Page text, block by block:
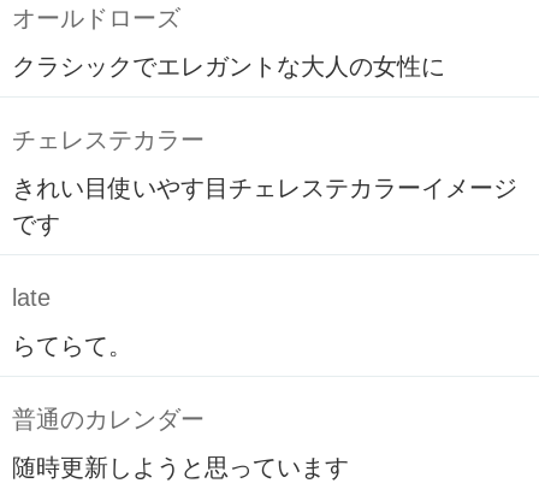
オールドローズ
クラシックでエレガントな大人の女性に
チェレステカラー
きれい目使いやす目チェレステカラーイメージ
です
late
らてらて。
普通のカレンダー
随時更新しようと思っています